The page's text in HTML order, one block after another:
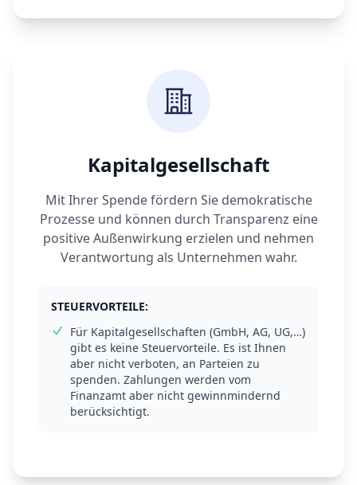
Kapitalgesellschaft
Mit Ihrer Spende fördern Sie demokratische
Prozesse und können durch Transparenz eine
positive Außenwirkung erzielen und nehmen
Verantwortung als Unternehmen wahr.
STEUERVORTEILE:
Für Kapitalgesellschaften (GmbH, AG, UG,…)
gibt es keine Steuervorteile. Es ist Ihnen
aber nicht verboten, an Parteien zu
spenden. Zahlungen werden vom
Finanzamt aber nicht gewinnmindernd
berücksichtigt.